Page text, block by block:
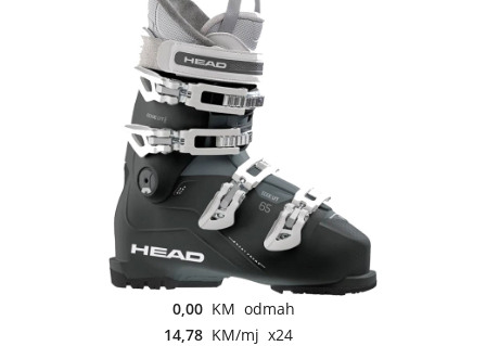
0,00 KM odmah
14,78 KM/mj x24